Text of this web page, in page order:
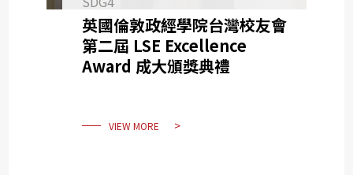
英國倫敦政經學院台灣校友會
第二屆 LSE Excellence
Award 成大頒獎典禮
VIEW MORE